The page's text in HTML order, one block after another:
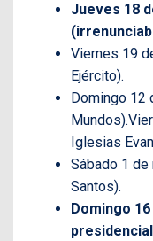
Jueves 18
Viernes 19
Ejército).
Domingo 12
Iglesias
Sábado 1
Santos).
Domingo